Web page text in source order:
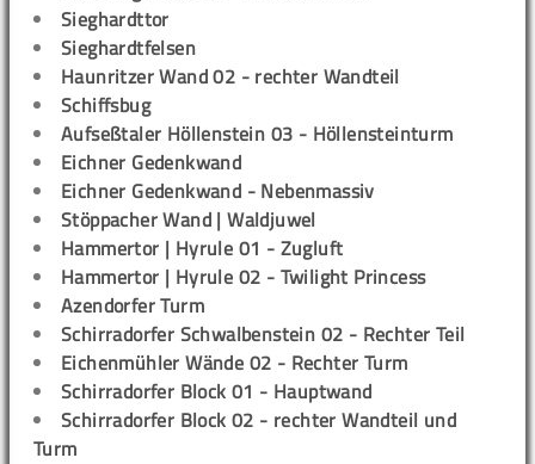
Sieghardttor
Sieghardtfelsen
Haunritzer Wand 02 - rechter Wandteil
Schiffsbug
Aufseßtaler Höllenstein 03 - Höllensteinturm
Eichner Gedenkwand
Eichner Gedenkwand - Nebenmassiv
Stöppacher Wand | Waldjuwel
Hammertor | Hyrule 01 - Zugluft
Hammertor | Hyrule 02 - Twilight Princess
Azendorfer Turm
Schirradorfer Schwalbenstein 02 - Rechter Teil
Eichenmühler Wände 02 - Rechter Turm
Schirradorfer Block 01 - Hauptwand
Schirradorfer Block 02 - rechter Wandteil und
Turm